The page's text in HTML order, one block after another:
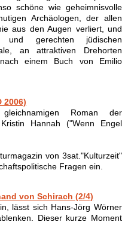
schöne wie geheimnisvolle
Archäologen, der allen
aus den Augen verliert, und
gerechten jüdischen
an attraktiven Drehorten
einem Buch von Emilio
2006)
Roman der
Hannah ("Wenn Engel
von 3sat."Kulturzeit"
Fragen ein.
von Schirach (2/4)
lässt sich Hans-Jörg Wörner
Dieser kurze Moment